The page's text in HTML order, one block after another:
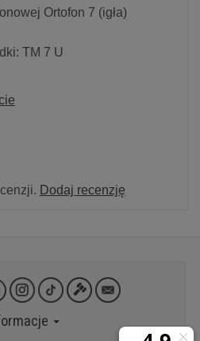
Ortofon 7 (igła)
TM 7 U
Dodaj recenzję